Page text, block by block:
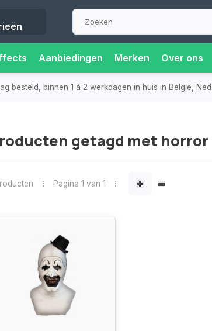
Aanbiedingen Merken Over ons
besteld, binnen 1 à 2 werkdagen in huis in België,
getagd met horror
Pagina 1 van 1